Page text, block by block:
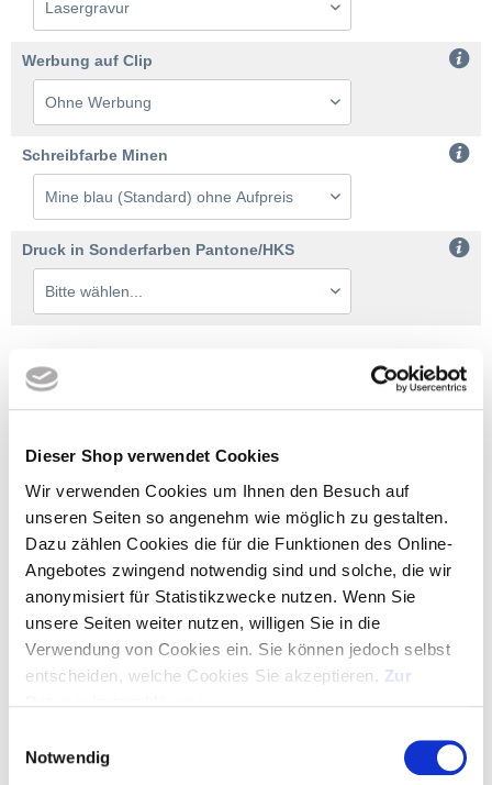
Dieser Shop verwendet Cookies
Wir verwenden Cookies um Ihnen den Besuch auf
unseren Seiten so angenehm wie möglich zu gestalten.
Dazu zählen Cookies die für die Funktionen des Online-
Angebotes zwingend notwendig sind und solche, die wir
anonymisiert für Statistikzwecke nutzen. Wenn Sie
unsere Seiten weiter nutzen, willigen Sie in die
Verwendung von Cookies ein. Sie können jedoch selbst
entscheiden, welche Cookies Sie akzeptieren. Zur
Notwendig
Werbung auf Clip
Schreibfarbe Minen
Druck in Sonderfarben Pantone/HKS
Bestellmenge
ANGEBOT ALS PDF
MUSTER ANFORDERN